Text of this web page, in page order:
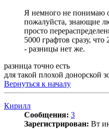
Я немного не понимаю
пожалуйста, знающие
просто
5000 графтов сразу,
- разницы нет же.
разница точно есть
для такой плохой донорской
Вернуться к началу
Кирилл
Сообщения: 3
Зарегистрирован: Вт